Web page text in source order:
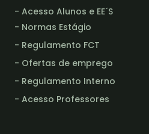
- Acesso Alunos e EE´S
- Normas Estágio
- Regulamento FCT
- Ofertas de emprego
- Regulamento Interno
- Acesso Professores